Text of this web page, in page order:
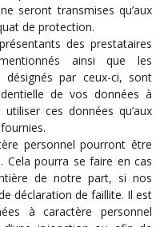
seront transmises qu’aux
de protection.
des prestataires
ainsi que les
désignés par ceux-ci, sont
de vos données à
ces données qu’aux
personnel pourront être
Cela pourra se faire en cas
de notre part, si nos
déclaration de faillite. Il est
à caractère personnel